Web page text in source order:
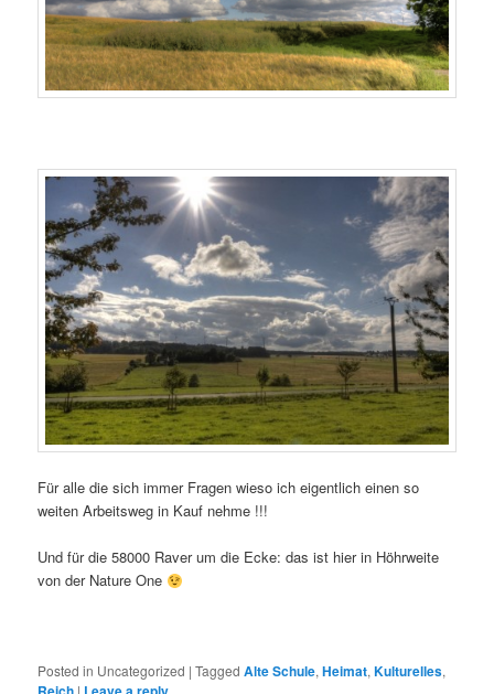
Für alle die sich immer Fragen wieso ich eigentlich einen so
weiten Arbeitsweg in Kauf nehme !!!
Und für die 58000 Raver um die Ecke: das ist hier in Höhrweite
von der Nature One
Posted in Uncategorized |Tagged Alte Schule,Heimat,Kulturelles,